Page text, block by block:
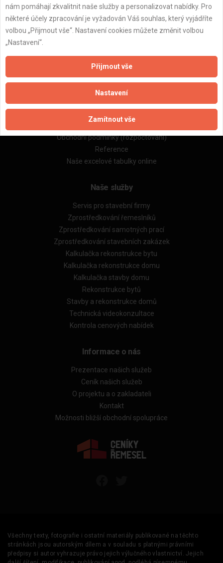
Aktualizováno z portálu ARES dne 16.10.2025 13:57:12
Důležité informace
Naše firmy a řemeslníci
Obchodní podmínky (rozpočtování)
Reference
Naše excelové tabulky online
Naše služby
Servis pro stavební firmy
Zprostředkování řemeslníků
Zprostředkování samotných prací
Zprostředkování stavebních zakázek
Kalkulačka rekonstrukce bytu
Kalkulačka rekonstrukce domu
Kalkulačka stavby domu
Rekonstrukce bytů
Stavby a rekonstrukce domů
Technická videokonzultace
Kontrola cenových nabídek
Informace o nás
Prezentace našich služeb
Ceník našich služeb
O projektu a o zakladateli
Kontakt
Možnosti bližší obchodní spolupráce
Všechny texty, fotografie i ostatní materiály publikované na těchto
stránkách jsou autorským dílem a v souladu s platnými právními
předpisy si autor vyhrazuje právo jejich výlučného vlastnictví. Jejich
nám pomáhají zkvalitnit naše služby a personalizovat nabídky. Pro
některé účely zpracování je vyžadován Váš souhlas, který vyjádříte
volbou „Přijmout vše“. Nastavení cookies můžete změnit volbou
„Nastavení“.
Přijmout vše
Nastavení
Zamítnout vše